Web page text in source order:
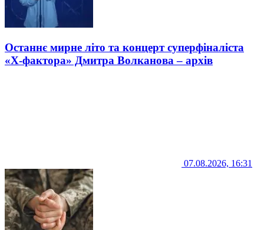
Останнє мирне літо та концерт суперфіналіста
«Х-фактора» Дмитра Волканова – архів
07.08.2026, 16:31